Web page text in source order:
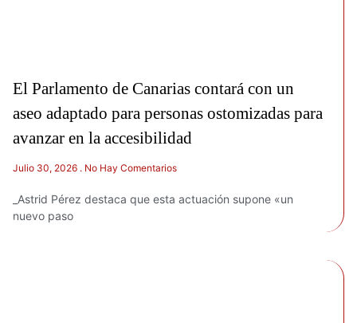
El Parlamento de Canarias contará con un
aseo adaptado para personas ostomizadas para
avanzar en la accesibilidad
Julio 30, 2026 No Hay Comentarios
_Astrid Pérez destaca que esta actuación supone «un
nuevo paso